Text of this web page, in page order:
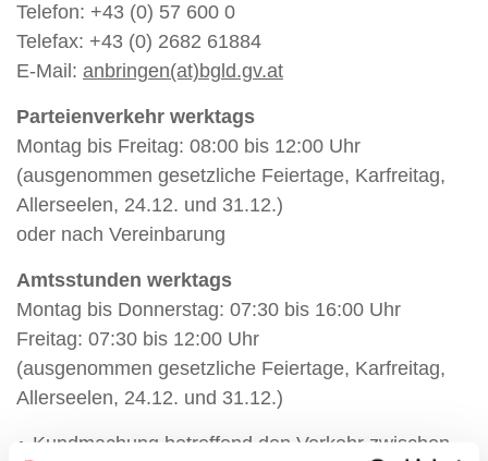
Telefon: +43 (0) 57 600 0
Telefax: +43 (0) 2682 61884
E-Mail: anbringen(at)bgld.gv.at
Parteienverkehr werktags
Montag bis Freitag: 08:00 bis 12:00 Uhr
(ausgenommen gesetzliche Feiertage, Karfreitag,
Allerseelen, 24.12. und 31.12.)
oder nach Vereinbarung
Amtsstunden werktags
Montag bis Donnerstag: 07:30 bis 16:00 Uhr
Freitag: 07:30 bis 12:00 Uhr
(ausgenommen gesetzliche Feiertage, Karfreitag,
Allerseelen, 24.12. und 31.12.)
Kundmachung betreffend den Verkehr zwischen